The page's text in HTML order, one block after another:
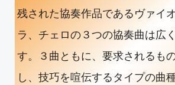
残された協奏作品であるヴァイ
ラ、チェロの３つの協奏曲は広
す。３曲ともに、要求されるも
し、技巧を喧伝するタイプの曲